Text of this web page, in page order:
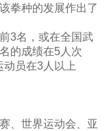
拳种的发展作出了
3名，或在全国武
的成绩在5人次
动员在3人以上
、世界运动会、亚